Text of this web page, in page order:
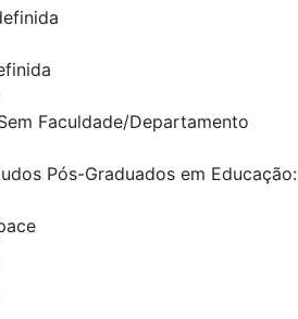
Faculdade/Departamento
Pós-Graduados em Educação: